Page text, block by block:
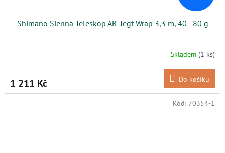
Shimano Sienna Teleskop AR Tegt Wrap 3,3 m, 40 - 80 g
Skladem (1 ks)
1 211 Kč Do košíku
Kód: 70354-1